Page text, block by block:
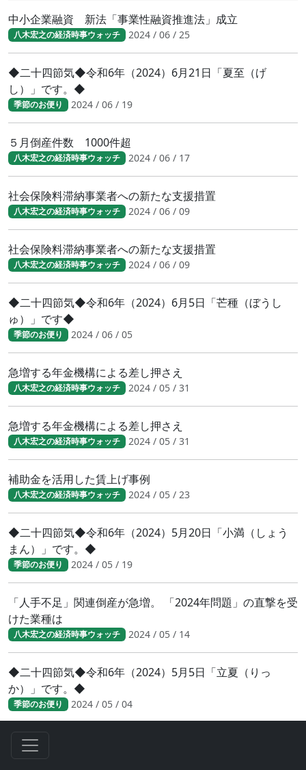
中小企業融資 新法「事業性融資推進法」成立
八木宏之の経済時事ウォッチ 2024 / 06 / 25
◆二十四節気◆令和6年（2024）6月21日「夏至（げ
し）」です。◆
季節のお便り 2024 / 06 / 19
５月倒産件数 1000件超
八木宏之の経済時事ウォッチ 2024 / 06 / 17
社会保険料滞納事業者への新たな支援措置
八木宏之の経済時事ウォッチ 2024 / 06 / 09
社会保険料滞納事業者への新たな支援措置
八木宏之の経済時事ウォッチ 2024 / 06 / 09
◆二十四節気◆令和6年（2024）6月5日「芒種（ぼうし
ゅ）」です◆
季節のお便り 2024 / 06 / 05
急増する年金機構による差し押さえ
八木宏之の経済時事ウォッチ 2024 / 05 / 31
急増する年金機構による差し押さえ
八木宏之の経済時事ウォッチ 2024 / 05 / 31
補助金を活用した賃上げ事例
八木宏之の経済時事ウォッチ 2024 / 05 / 23
◆二十四節気◆令和6年（2024）5月20日「小満（しょう
まん）」です。◆
季節のお便り 2024 / 05 / 19
「人手不足」関連倒産が急増。 「2024年問題」の直撃を受
けた業種は
八木宏之の経済時事ウォッチ 2024 / 05 / 14
◆二十四節気◆令和6年（2024）5月5日「立夏（りっ
か）」です。◆
季節のお便り 2024 / 05 / 04
2024年度 新入社員の特徴とは